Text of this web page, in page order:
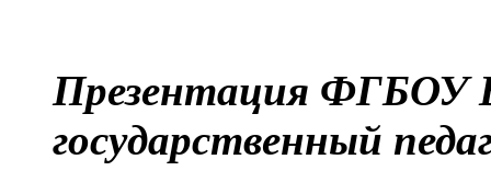
Презентация ФГБОУ
государственный